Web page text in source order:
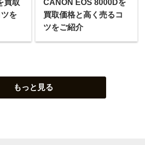
買取
を
CANON EOS 8000Dを
買取価格と高く売るコ
ツをご紹介
もっと見る